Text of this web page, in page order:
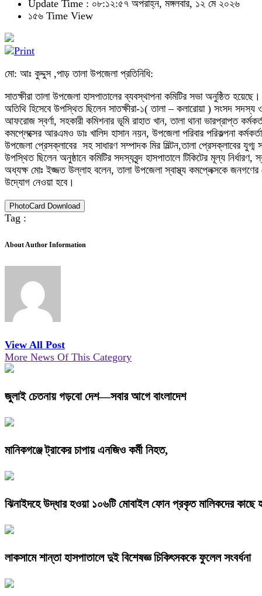
Update Time : ০৮:১২:৫৭ অপরাহ্ন, মঙ্গলবার, ১২ মে ২০২৬
১৫৬ Time View
মো: আঃ কুদ্দুস ,পাড় তালা উপজেলা প্রতিনিধি:
সাতক্ষীরা তালা উপজেলা হাসপাতালের ব্যবস্থাপনা কমিটির সভা অনুষ্ঠিত
অতিথি হিসেবে উপস্থিত ছিলেন সাতক্ষীরা-১( তালা – কলারোয়া ) সংসদ
আফরোজ স্বর্ণা, সহকারী কমিশনার ভূমি রাহাত খান, তালা থানা ভারপ্রাপ্ত
কমপ্লেক্সের আরএমও ডাঃ খালিদ হাসান নয়ন, উপজেলা পরিবার পরিকল্পনা
উপজেলা প্রেসক্লাবের সহ সাধারণ সম্পাদক মির মিল্টন,তালা প্রেসক্লাবের
উপস্থিত ছিলেন অনুষ্ঠানে কমিটির সদস্যবৃন্দ হাসপাতালে টিকিটের মূল্য
অধ্যক্ষ মোঃ ইজ্জত উল্লাহ বলেন, তালা উপজেলা স্বাস্থ্য কমপ্লেক্সকে জনগণের
উদ্যোগ নেওয়া হবে।
PhotoCard Download
Tag :
About Author Information
View All Post
More News Of This Category
জুলাই চেতনায় গড়বো দেশ—সবার আগে বাংলাদেশ
মানিকগঞ্জে ট্রাকের চাপায় এনজিও কর্মী নিহত,
ঝিনাইদহে উদ্ধার হওয়া ১০৬টি মোবাইল ফোন প্রকৃত মালিকদের কাছে
লাকসামে শান্তা হাসপাতালে দুই বিশেষজ্ঞ চিকিৎসককে ফুলেল সংবর্ধনা